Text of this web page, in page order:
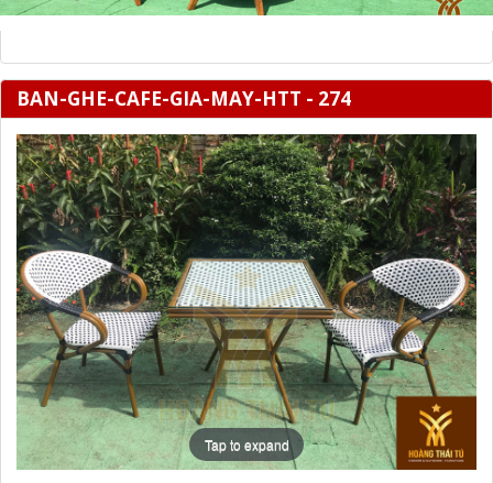
BAN-GHE-CAFE-GIA-MAY-HTT - 274
Tap to expand